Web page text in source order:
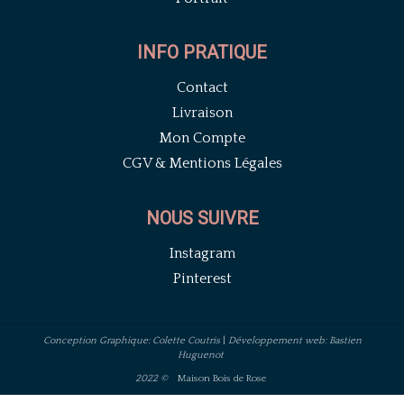
INFO PRATIQUE
Contact
Livraison
Mon Compte
CGV & Mentions Légales
NOUS SUIVRE
Instagram
Pinterest
Conception Graphique: Colette Coutris|
Développement web: Bastien
Huguenot
2022 © Maison Bois de Rose